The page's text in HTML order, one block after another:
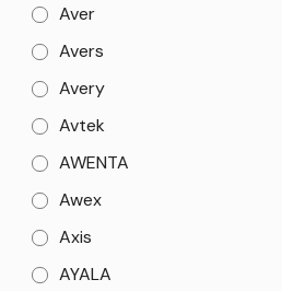
Aver
Avers
Avery
Avtek
AWENTA
Awex
Axis
AYALA